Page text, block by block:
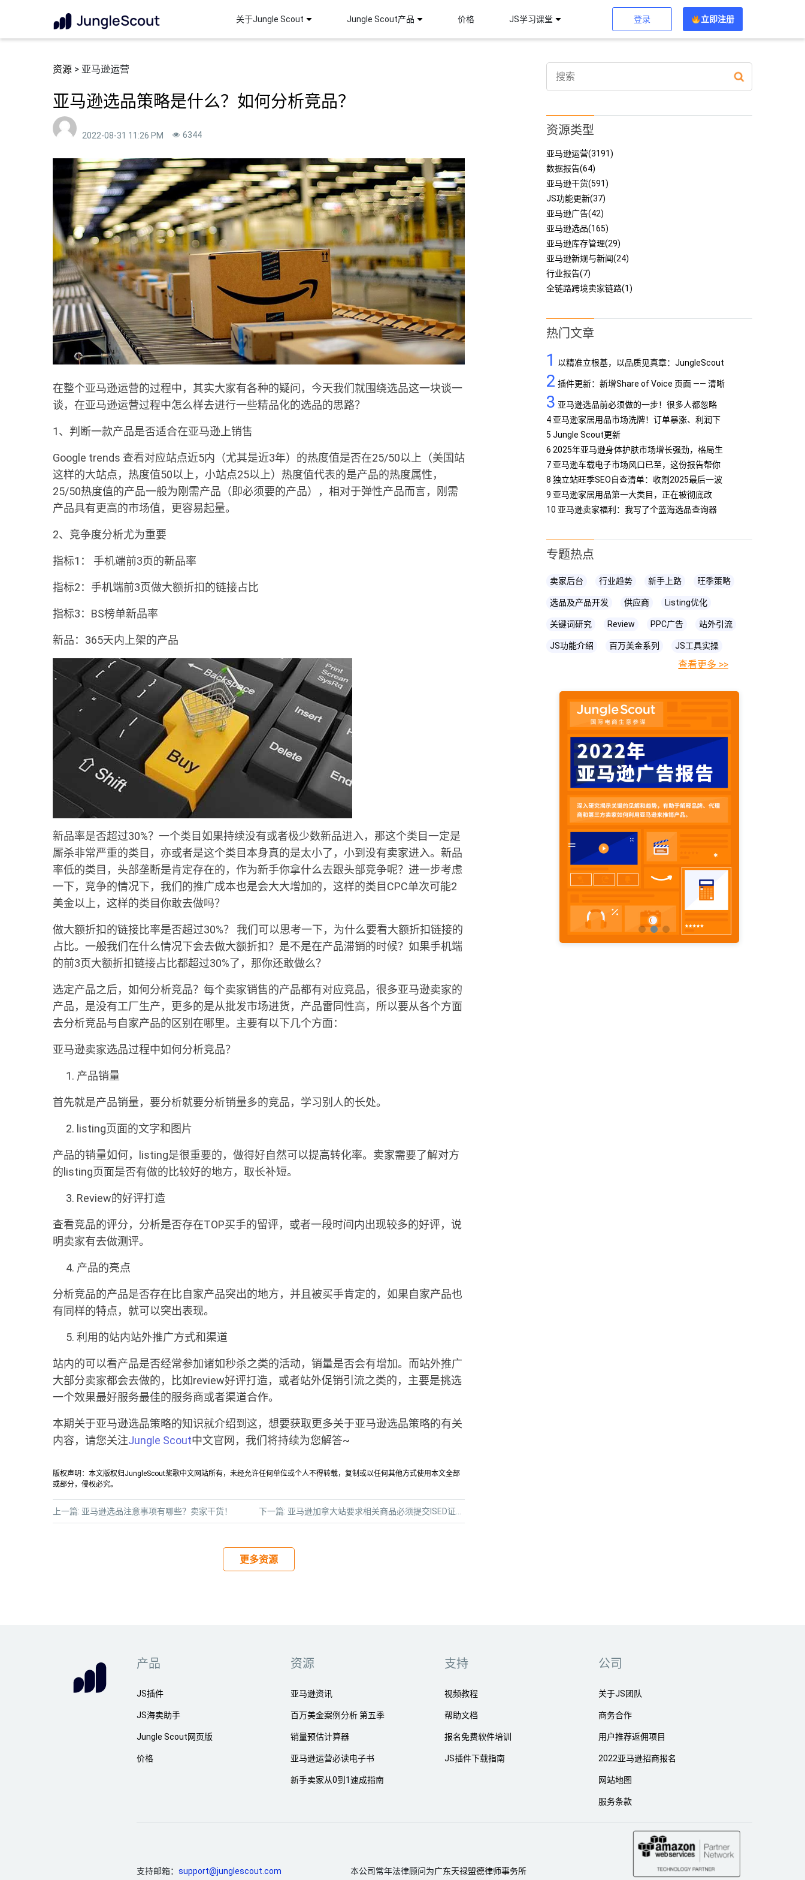
关于Jungle Scout Jungle Scout产品 价格 JS学习课堂 登录 立即注册
资源 > 亚马逊运营
亚马逊选品策略是什么？如何分析竞品？
2022-08-31 11:26 PM 6344
在整个亚马逊运营的过程中，其实大家有各种的疑问，今天我们就围绕选品这一块谈一
谈，在亚马逊运营过程中怎么样去进行一些精品化的选品的思路？
1、判断一款产品是否适合在亚马逊上销售
Google trends 查看对应站点近5内（尤其是近3年）的热度值是否在25/50以上（美国站
这样的大站点，热度值50以上，小站点25以上）热度值代表的是产品的热度属性，
25/50热度值的产品一般为刚需产品（即必须要的产品），相对于弹性产品而言，刚需
产品具有更高的市场值，更容易起量。
2、竞争度分析尤为重要
指标1： 手机端前3页的新品率
指标2：手机端前3页做大额折扣的链接占比
指标3：BS榜单新品率
新品：365天内上架的产品
新品率是否超过30%？一个类目如果持续没有或者极少数新品进入，那这个类目一定是
厮杀非常严重的类目，亦或者是这个类目本身真的是太小了，小到没有卖家进入。新品
率低的类目，头部垄断是肯定存在的，作为新手你拿什么去跟头部竞争呢？进一步考虑
一下，竞争的情况下，我们的推广成本也是会大大增加的，这样的类目CPC单次可能2
美金以上，这样的类目你敢去做吗？
做大额折扣的链接比率是否超过30%？ 我们可以思考一下，为什么要看大额折扣链接的
占比。一般我们在什么情况下会去做大额折扣？是不是在产品滞销的时候？如果手机端
的前3页大额折扣链接占比都超过30%了，那你还敢做么？
选定产品之后，如何分析竞品？每个卖家销售的产品都有对应竞品，很多亚马逊卖家的
产品，是没有工厂生产，更多的是从批发市场进货，产品雷同性高，所以要从各个方面
去分析竞品与自家产品的区别在哪里。主要有以下几个方面：
亚马逊卖家选品过程中如何分析竞品？
产品销量
首先就是产品销量，要分析就要分析销量多的竞品，学习别人的长处。
listing页面的文字和图片
产品的销量如何，listing是很重要的，做得好自然可以提高转化率。卖家需要了解对方
的listing页面是否有做的比较好的地方，取长补短。
Review的好评打造
查看竞品的评分，分析是否存在TOP买手的留评，或者一段时间内出现较多的好评，说
明卖家有去做测评。
产品的亮点
分析竞品的产品是否存在比自家产品突出的地方，并且被买手肯定的，如果自家产品也
有同样的特点，就可以突出表现。
利用的站内站外推广方式和渠道
站内的可以看产品是否经常参加诸如秒杀之类的活动，销量是否会有增加。而站外推广
大部分卖家都会去做的，比如review好评打造，或者站外促销引流之类的，主要是挑选
一个效果最好服务最佳的服务商或者渠道合作。
本期关于亚马逊选品策略的知识就介绍到这，想要获取更多关于亚马逊选品策略的有关
内容，请您关注Jungle Scout中文官网，我们将持续为您解答~
版权声明：本文版权归JungleScout桨歌中文网站所有，未经允许任何单位或个人不得转载，复制或以任何其他方式使用本文全部
或部分，侵权必究。
上一篇: 亚马逊选品注意事项有哪些？卖家干货！ 下一篇: 亚马逊加拿大站要求相关商品必须提交ISED证书！
更多资源
资源类型
亚马逊运营(3191)
数据报告(64)
亚马逊干货(591)
JS功能更新(37)
亚马逊广告(42)
亚马逊选品(165)
亚马逊库存管理(29)
亚马逊新规与新闻(24)
行业报告(7)
全链路跨境卖家链路(1)
热门文章
1
以精准立根基，以品质见真章：JungleScout
定义亚马逊工具专业标杆
2 插件更新：新增Share of Voice 页面 —— 清晰
呈现品牌竞争格局
3 亚马逊选品前必须做的一步！很多人都忽略
了…
4 亚马逊家居用品市场洗牌！订单暴涨、利润下
5 Jungle Scout更新
6 2025年亚马逊身体护肤市场增长强劲，格局生
7 亚马逊车载电子市场风口已至，这份报告帮你
抢占先机
8 独立站旺季SEO自查清单：收割2025最后一波
9 亚马逊家居用品第一大类目，正在被彻底改
10 亚马逊卖家福利：我写了个蓝海选品查询器
专题热点
卖家后台 行业趋势 新手上路 旺季策略
选品及产品开发 供应商 Listing优化
关键词研究 Review PPC广告 站外引流
JS功能介绍 百万美金系列 JS工具实操
亚马逊直播
亚马逊政策 cpc广告 亚马逊物流
亚马逊变体 亚马逊主图 亚马逊账号
亚马逊流量 亚马逊库存 亚马逊跟卖
亚马逊运营 亚马逊购物车 亚马逊listing
亚马逊活动 亚马逊开店 亚马逊瑞典站
亚马逊运营直播
亚马逊官方直播 亚马逊选品直播
亚马逊优惠券 亚马逊ASIN listing优化
亚马逊主题 差评 亚马逊排名
listing 爆款最新 引流 运营
查看更多 >>
产品
JS插件
JS海卖助手
Jungle Scout网页版
价格
资源
亚马逊资讯
百万美金案例分析 第五季
销量预估计算器
亚马逊运营必读电子书
新手卖家从0到1速成指南
支持
视频教程
帮助文档
报名免费软件培训
JS插件下载指南
公司
关于JS团队
商务合作
用户推荐返佣项目
2022亚马逊招商报名
网站地图
服务条款
支持邮箱： support@junglescout.com 本公司常年法律顾问为广东天禄盟德律师事务所